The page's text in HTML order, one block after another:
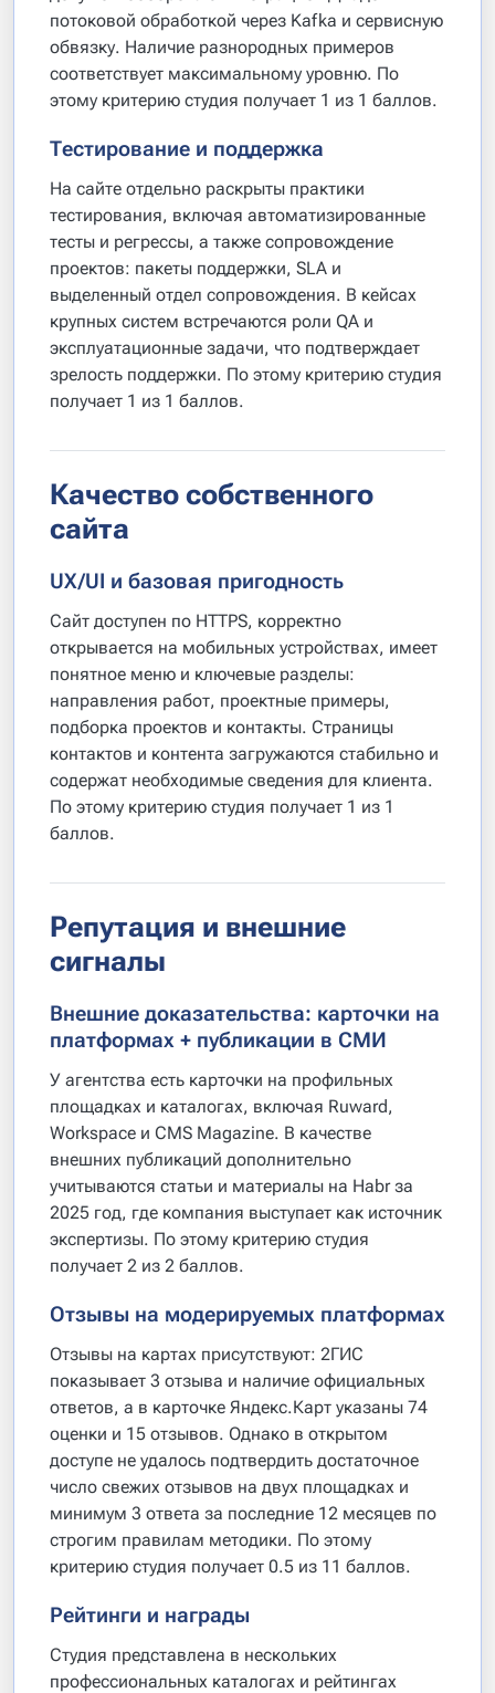
потоковой обработкой через Kafka и сервисную
обвязку. Наличие разнородных примеров
соответствует максимальному уровню. По
этому критерию студия получает 1 из 1 баллов.
Тестирование и поддержка
На сайте отдельно раскрыты практики
тестирования, включая автоматизированные
тесты и регрессы, а также сопровождение
проектов: пакеты поддержки, SLA и
выделенный отдел сопровождения. В кейсах
крупных систем встречаются роли QA и
эксплуатационные задачи, что подтверждает
зрелость поддержки. По этому критерию студия
получает 1 из 1 баллов.
Качество собственного
сайта
UX/UI и базовая пригодность
Сайт доступен по HTTPS, корректно
открывается на мобильных устройствах, имеет
понятное меню и ключевые разделы:
направления работ, проектные примеры,
подборка проектов и контакты. Страницы
контактов и контента загружаются стабильно и
содержат необходимые сведения для клиента.
По этому критерию студия получает 1 из 1
баллов.
Репутация и внешние
сигналы
Внешние доказательства: карточки на
платформах + публикации в СМИ
У агентства есть карточки на профильных
площадках и каталогах, включая Ruward,
Workspace и CMS Magazine. В качестве
внешних публикаций дополнительно
учитываются статьи и материалы на Habr за
2025 год, где компания выступает как источник
экспертизы. По этому критерию студия
получает 2 из 2 баллов.
Отзывы на модерируемых платформах
Отзывы на картах присутствуют: 2ГИС
показывает 3 отзыва и наличие официальных
ответов, а в карточке Яндекс.Карт указаны 74
оценки и 15 отзывов. Однако в открытом
доступе не удалось подтвердить достаточное
число свежих отзывов на двух площадках и
минимум 3 ответа за последние 12 месяцев по
строгим правилам методики. По этому
критерию студия получает 0.5 из 11 баллов.
Рейтинги и награды
Студия представлена в нескольких
профессиональных каталогах и рейтингах